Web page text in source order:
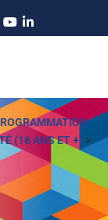
(16 ANS ET +) >